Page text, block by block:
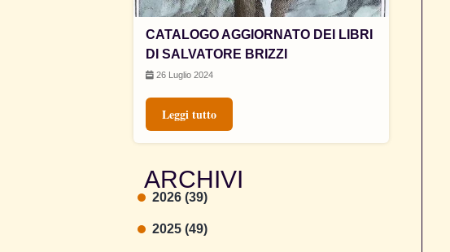
CATALOGO AGGIORNATO DEI LIBRI
DI SALVATORE BRIZZI
26 Luglio 2024
Leggi tutto
ARCHIVI
2026 (39)
2025 (49)